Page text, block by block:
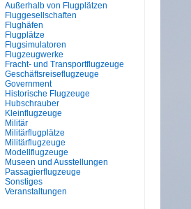
Außerhalb von Flugplätzen
Fluggesellschaften
Flughäfen
Flugplätze
Flugsimulatoren
Flugzeugwerke
Fracht- und Transportflugzeuge
Geschäftsreiseflugzeuge
Government
Historische Flugzeuge
Hubschrauber
Kleinflugzeuge
Militär
Militärflugplätze
Militärflugzeuge
Modellflugzeuge
Museen und Ausstellungen
Passagierflugzeuge
Sonstiges
Veranstaltungen